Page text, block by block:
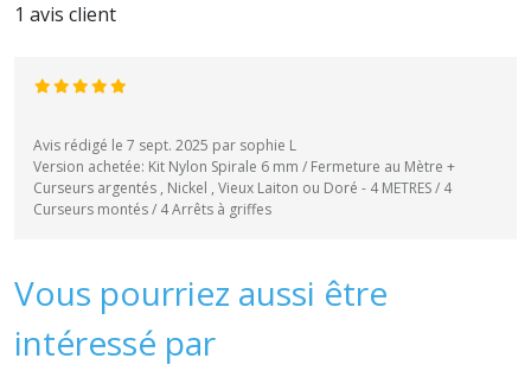
1 avis client
Avis rédigé le 7 sept. 2025 par sophie L
Version achetée: Kit Nylon Spirale 6 mm / Fermeture au Mètre +
Curseurs argentés , Nickel , Vieux Laiton ou Doré - 4 METRES / 4
Curseurs montés / 4 Arrêts à griffes
Vous pourriez aussi être
intéressé par